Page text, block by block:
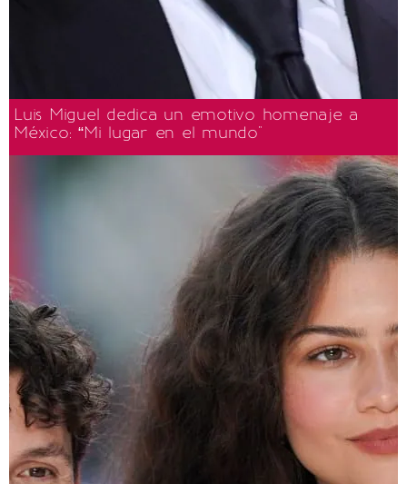
Luis Miguel dedica un emotivo homenaje a
México: “Mi lugar en el mundo"